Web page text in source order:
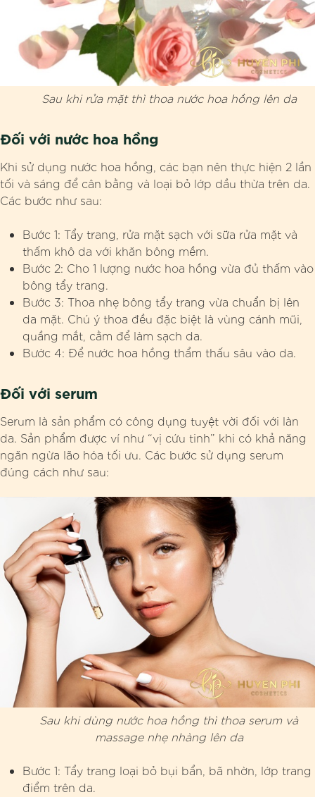
Sau khi rửa mặt thì thoa nước hoa hồng lên da
Đối với nước hoa hồng
Khi sử dụng nước hoa hồng, các bạn nên thực hiện 2 lần
tối và sáng để cân bằng và loại bỏ lớp dầu thừa trên da.
Các bước như sau:
Bước 1: Tẩy trang, rửa mặt sạch với sữa rửa mặt và
thấm khô da với khăn bông mềm.
Bước 2: Cho 1 lượng nước hoa hồng vừa đủ thấm vào
bông tẩy trang.
Bước 3: Thoa nhẹ bông tẩy trang vừa chuẩn bị lên
da mặt. Chú ý thoa đều đặc biệt là vùng cánh mũi,
quầng mắt, cằm để làm sạch da.
Bước 4: Để nước hoa hồng thẩm thấu sâu vào da.
Đối với serum
Serum là sản phẩm có công dụng tuyệt vời đối với làn
da. Sản phẩm được ví như “vị cứu tinh” khi có khả năng
ngăn ngừa lão hóa tối ưu. Các bước sử dụng serum
đúng cách như sau:
Sau khi dùng nước hoa hồng thì thoa serum và
massage nhẹ nhàng lên da
Bước 1: Tẩy trang loại bỏ bụi bẩn, bã nhờn, lớp trang
điểm trên da.